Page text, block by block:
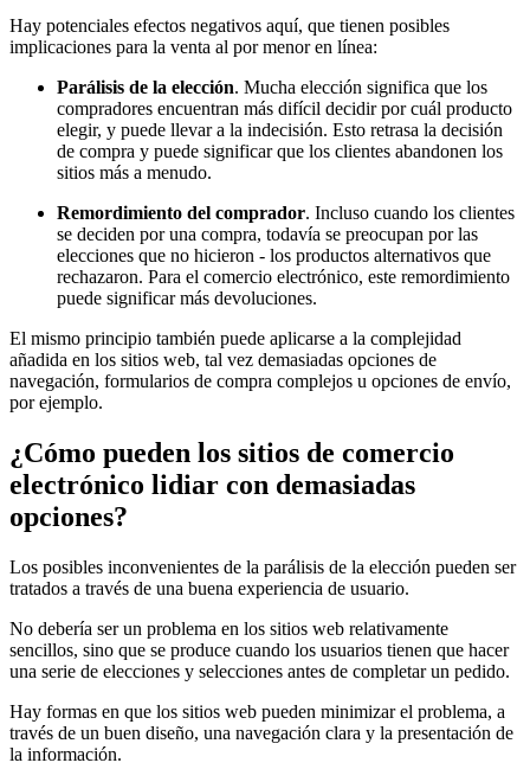
Hay potenciales efectos negativos aquí, que tienen posibles
implicaciones para la venta al por menor en línea:
Parálisis de la elección. Mucha elección significa que los
compradores encuentran más difícil decidir por cuál producto
elegir, y puede llevar a la indecisión. Esto retrasa la decisión
de compra y puede significar que los clientes abandonen los
sitios más a menudo.
Remordimiento del comprador. Incluso cuando los clientes
se deciden por una compra, todavía se preocupan por las
elecciones que no hicieron - los productos alternativos que
rechazaron. Para el comercio electrónico, este remordimiento
puede significar más devoluciones.
El mismo principio también puede aplicarse a la complejidad
añadida en los sitios web, tal vez demasiadas opciones de
navegación, formularios de compra complejos u opciones de envío,
por ejemplo.
¿Cómo pueden los sitios de comercio
electrónico lidiar con demasiadas
opciones?
Los posibles inconvenientes de la parálisis de la elección pueden ser
tratados a través de una buena experiencia de usuario.
No debería ser un problema en los sitios web relativamente
sencillos, sino que se produce cuando los usuarios tienen que hacer
una serie de elecciones y selecciones antes de completar un pedido.
Hay formas en que los sitios web pueden minimizar el problema, a
través de un buen diseño, una navegación clara y la presentación de
la información.